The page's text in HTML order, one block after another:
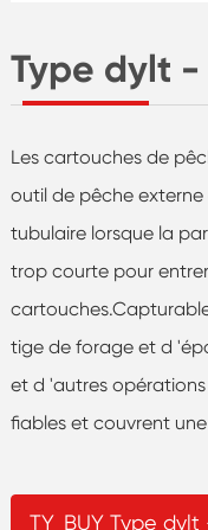
Type dylt
Les cartouches de
outil de pêche
tubulaire lorsque la
trop courte pour
tige de forage et d
et d 'autres
fiables et couvrent
TY_BUY Type